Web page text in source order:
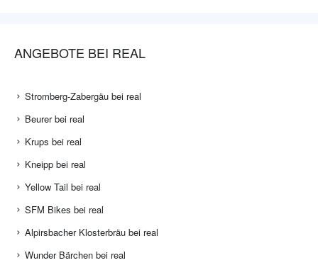
ANGEBOTE BEI REAL
Stromberg-Zabergäu bei real
Beurer bei real
Krups bei real
Kneipp bei real
Yellow Tail bei real
SFM Bikes bei real
Alpirsbacher Klosterbräu bei real
Wunder Bärchen bei real